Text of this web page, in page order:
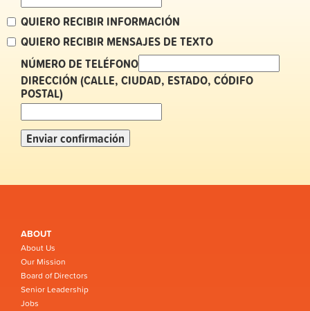
QUIERO RECIBIR INFORMACIÓN
QUIERO RECIBIR MENSAJES DE TEXTO
NÚMERO DE TELÉFONO
DIRECCIÓN (CALLE, CIUDAD, ESTADO, CÓDIFO
POSTAL)
ABOUT
About Us
Our Mission
Board of Directors
Senior Leadership
Jobs